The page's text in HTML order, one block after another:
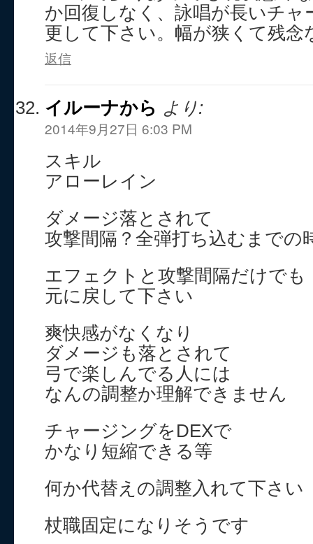
か回復しなく、詠唱が長いチ
更して下さい。幅が狭くて残念
返信
イルーナから より:
2014年9月27日 6:03 PM
スキル
アローレイン
ダメージ落とされて
攻撃間隔？全弾打ち込むまでの
エフェクトと攻撃間隔だけでも
元に戻して下さい
爽快感がなくなり
ダメージも落とされて
弓で楽しんでる人には
なんの調整か理解できません
チャージングをDEXで
かなり短縮できる等
何か代替えの調整入れて下さい
杖職固定になりそうです